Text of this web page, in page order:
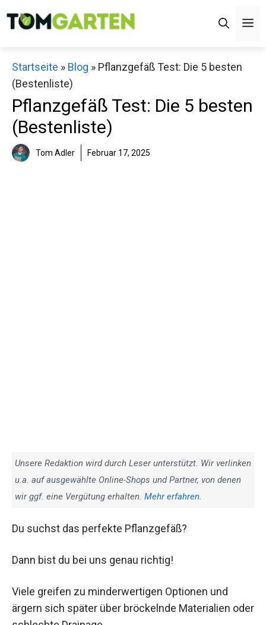
Inhalt
Startseite » Blog » Pflanzgefäß Test: Die 5 besten
(Bestenliste)
Pflanzgefäß Test: Die 5 besten
(Bestenliste)
Tom Adler Februar 17, 2025
Unsere Redaktion wird durch Leser unterstützt. Wir verlinken
u.a. auf ausgewählte Online-Shops und Partner, von denen
wir ggf. eine Vergütung erhalten. Mehr erfahren.
Du suchst das perfekte Pflanzgefäß?
Dann bist du bei uns genau richtig!
Viele greifen zu minderwertigen Optionen und
ärgern sich später über bröckelnde Materialien oder